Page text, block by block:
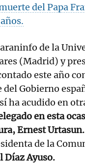
del Papa
de la
(Madrid) y
este año
del Gobierno
ha acudido en
en esta
Ernest
de la
Díaz Ayuso.